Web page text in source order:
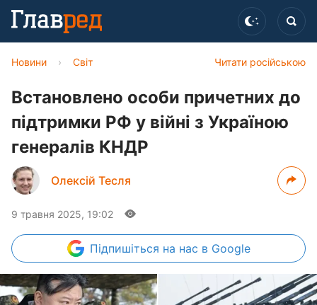
Читати російською
Новини › Світ
Встановлено особи причетних до
підтримки РФ у війні з Україною
генералів КНДР
Олексій Тесля
9 травня 2025, 19:02
Підпишіться на нас в Google